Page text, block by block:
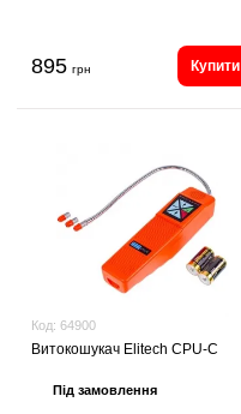
895 грн Купити
Код: 64900
Витокошукач Elitech CPU-C
Під замовлення